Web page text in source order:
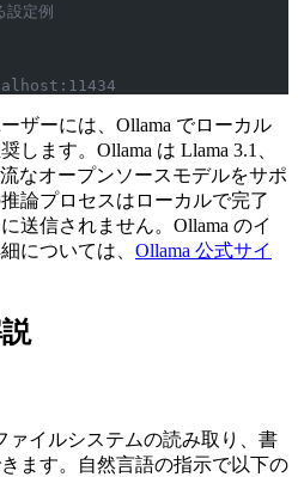
定例
ザーには、Ollama でローカル
します。Ollama は Llama 3.1、
なオープンソースモデルをサポ
論プロセスはローカルで完了
送信されません。Ollama のイ
については、 Ollama 公式サイ
ァイルシステムの読み取り、書
ます。自然言語の指示で以下の